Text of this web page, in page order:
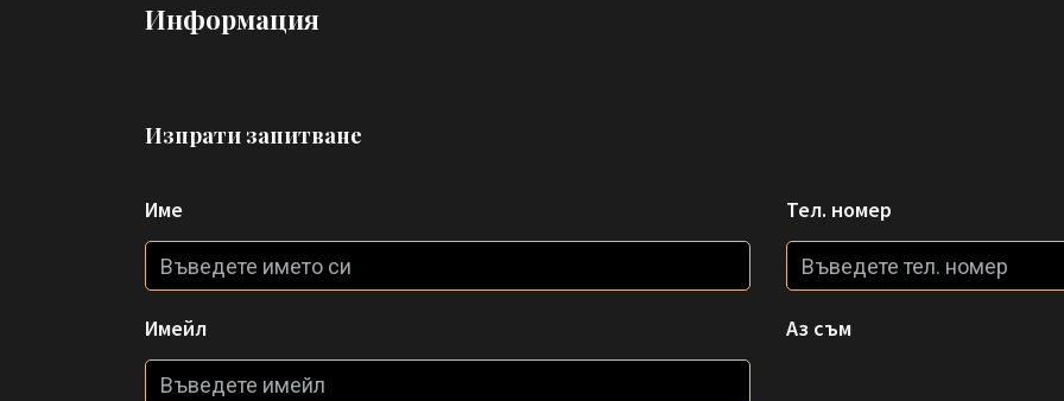
Информация
Изпрати запитване
Име Тел. номер
Имейл Аз съм